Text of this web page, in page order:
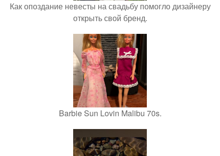
Как опоздание невесты на свадьбу помогло дизайнеру
открыть свой бренд.
Barbie Sun Lovin Malibu 70s.